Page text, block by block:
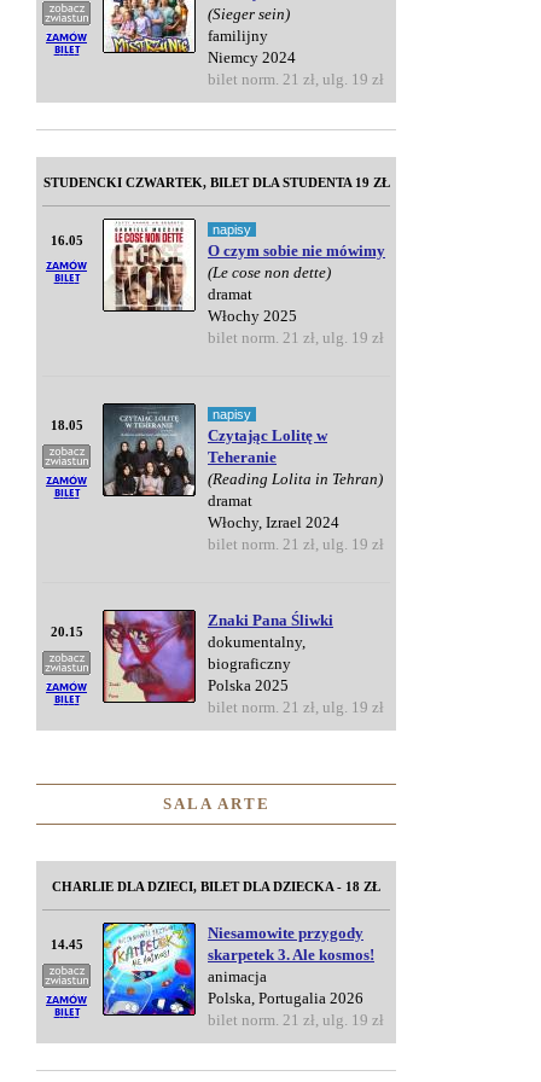
(Sieger sein)
familijny
Niemcy 2024
bilet norm. 21 zł, ulg. 19 zł
STUDENCKI CZWARTEK, BILET DLA STUDENTA 19 ZŁ
16.05
napisy
O czym sobie nie mówimy
(Le cose non dette)
dramat
Włochy 2025
bilet norm. 21 zł, ulg. 19 zł
18.05
napisy
Czytając Lolitę w
Teheranie
(Reading Lolita in Tehran)
dramat
Włochy, Izrael 2024
bilet norm. 21 zł, ulg. 19 zł
20.15
Znaki Pana Śliwki
dokumentalny,
biograficzny
Polska 2025
bilet norm. 21 zł, ulg. 19 zł
SALA ARTE
CHARLIE DLA DZIECI, BILET DLA DZIECKA - 18 ZŁ
14.45
Niesamowite przygody
skarpetek 3. Ale kosmos!
animacja
Polska, Portugalia 2026
bilet norm. 21 zł, ulg. 19 zł